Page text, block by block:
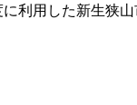
利用した新生狭